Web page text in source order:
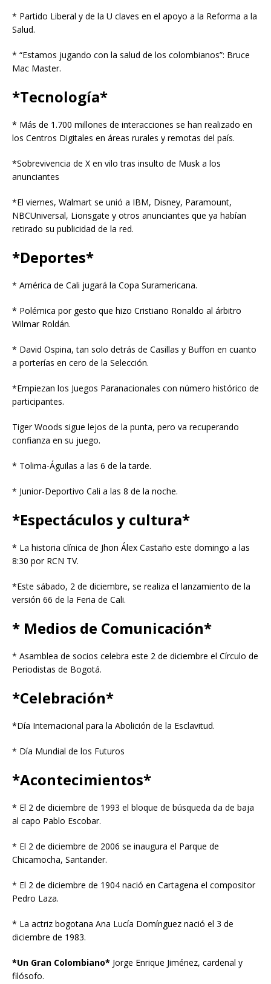
* Partido Liberal y de la U claves en el apoyo a la Reforma a la
Salud.
* “Estamos jugando con la salud de los colombianos”: Bruce
Mac Master.
*Tecnología*
* Más de 1.700 millones de interacciones se han realizado en
los Centros Digitales en áreas rurales y remotas del país.
*Sobrevivencia de X en vilo tras insulto de Musk a los
anunciantes
*El viernes, Walmart se unió a IBM, Disney, Paramount,
NBCUniversal, Lionsgate y otros anunciantes que ya habían
retirado su publicidad de la red.
*Deportes*
* América de Cali jugará la Copa Suramericana.
* Polémica por gesto que hizo Cristiano Ronaldo al árbitro
Wilmar Roldán.
* David Ospina, tan solo detrás de Casillas y Buffon en cuanto
a porterías en cero de la Selección.
*Empiezan los Juegos Paranacionales con número histórico de
participantes.
Tiger Woods sigue lejos de la punta, pero va recuperando
confianza en su juego.
* Tolima-Águilas a las 6 de la tarde.
* Junior-Deportivo Cali a las 8 de la noche.
*Espectáculos y cultura*
* La historia clínica de Jhon Álex Castaño este domingo a las
8:30 por RCN TV.
*Este sábado, 2 de diciembre, se realiza el lanzamiento de la
versión 66 de la Feria de Cali.
* Medios de Comunicación*
* Asamblea de socios celebra este 2 de diciembre el Círculo de
Periodistas de Bogotá.
*Celebración*
*Día Internacional para la Abolición de la Esclavitud.
* Día Mundial de los Futuros
*Acontecimientos*
* El 2 de diciembre de 1993 el bloque de búsqueda da de baja
al capo Pablo Escobar.
* El 2 de diciembre de 2006 se inaugura el Parque de
Chicamocha, Santander.
* El 2 de diciembre de 1904 nació en Cartagena el compositor
Pedro Laza.
* La actriz bogotana Ana Lucía Domínguez nació el 3 de
diciembre de 1983.
*Un Gran Colombiano* Jorge Enrique Jiménez, cardenal y
filósofo.